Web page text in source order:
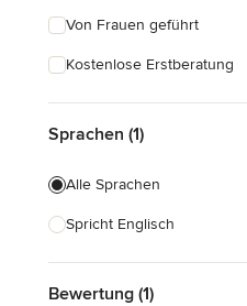
Von Frauen geführt
Kostenlose Erstberatung
Sprachen (1)
Alle Sprachen
Spricht Englisch
Bewertung (1)